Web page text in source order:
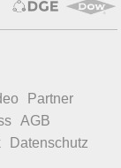
Partner
AGB
Datenschutz